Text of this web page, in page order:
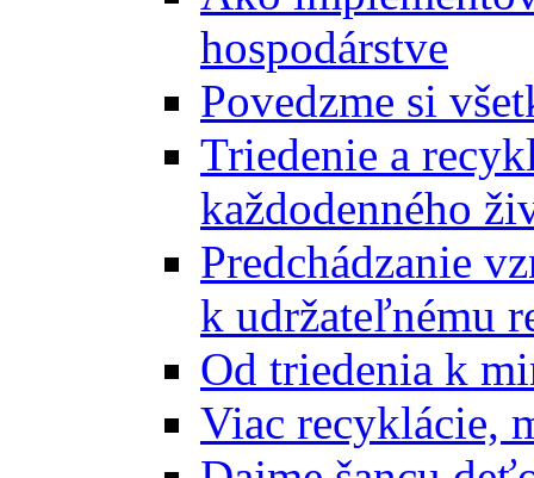
hospodárstve
Povedzme si
Triedenie a
každodenného
Predchádzanie
k udržateľnému
Od triedenia k
Viac recyklácie,